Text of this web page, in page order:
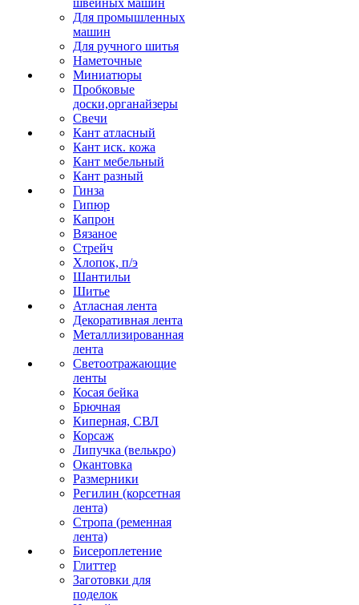
швейных машин
Для промышленных
машин
Для ручного шитья
Наметочные
Миниатюры
Пробковые
доски,органайзеры
Свечи
Кант атласный
Кант иск. кожа
Кант мебельный
Кант разный
Гинза
Гипюр
Капрон
Вязаное
Стрейч
Хлопок, п/э
Шантильи
Шитье
Атласная лента
Декоративная лента
Металлизированная
лента
Светоотражающие
ленты
Косая бейка
Брючная
Киперная, СВЛ
Корсаж
Липучка (велькро)
Окантовка
Размерники
Регилин (корсетная
лента)
Стропа (ременная
лента)
Бисероплетение
Глиттер
Заготовки для
поделок